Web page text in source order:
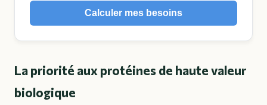
Calculer mes besoins
La priorité aux protéines de haute valeur
biologique